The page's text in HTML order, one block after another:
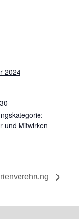
2024
und Mitwirken